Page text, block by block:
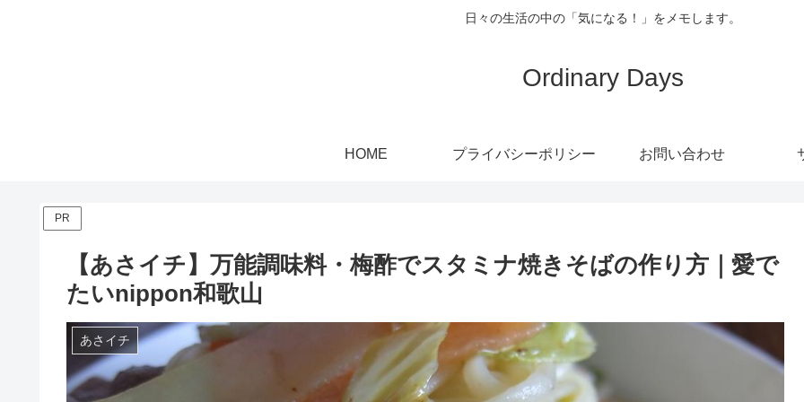
日々の生活の中の「気になる！」をメモします。
Ordinary Days
HOME プライバシーポリシー お問い合わせ
PR
【あさイチ】万能調味料・梅酢でスタミナ焼きそばの作り方｜愛で
たいnippon和歌山
あさイチ